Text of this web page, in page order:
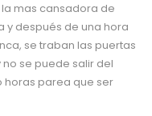
la mas cansadora de
después de una hora
se traban las puertas
se puede salir del
horas parea que ser